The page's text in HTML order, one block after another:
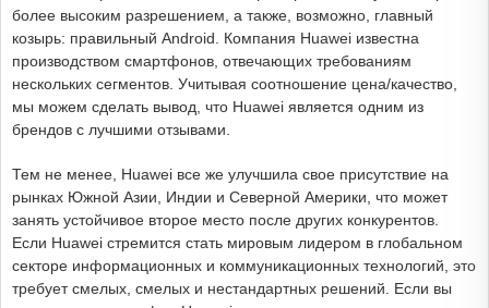
более высоким разрешением, а также, возможно, главный
козырь: правильный Android. Компания Huawei известна
производством смартфонов, отвечающих требованиям
нескольких сегментов. Учитывая соотношение цена/качество,
мы можем сделать вывод, что Huawei является одним из
брендов с лучшими отзывами.
Тем не менее, Huawei все же улучшила свое присутствие на
рынках Южной Азии, Индии и Северной Америки, что может
занять устойчивое второе место после других конкурентов.
Если Huawei стремится стать мировым лидером в глобальном
секторе информационных и коммуникационных технологий, это
требует смелых, смелых и нестандартных решений. Если вы